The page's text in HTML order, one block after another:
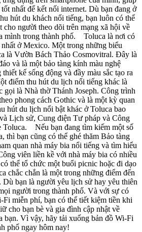
nhất để kết nối internet. Dù bạn đang ở
hút du khách nổi tiếng, bạn luôn có thể
cho người theo dõi trên mạng xã hội về
mình trong thành phố. Toluca là nơi có
ở Mexico. Một trong những biểu
là Vườn Bách Thảo Cosmovitral. Đây là
và là một bảo tàng kính màu nghệ
kế sống động và đầy màu sắc tạo ra
điểm thu hút du lịch nổi tiếng khác là
gọi là Nhà thờ Thánh Joseph. Công trình
phong cách Gothic và là một kỳ quan
hút du lịch nổi bật khác ở Toluca bao
Lịch sử, Cung điện Tư pháp và Công
Toluca. Nếu bạn đang tìm kiếm một số
thì bạn cũng có thể ghé thăm Bảo tàng
quan nhà máy bia nổi tiếng và tìm hiểu
viên liền kề với nhà máy bia có nhiều
thể tổ chức một buổi picnic hoặc đi dạo
chắn là một trong những điểm đến
bạn là người yêu lịch sử hay yêu thiên
người trong thành phố. Và với sự có
Fi miễn phí, bạn có thể tiết kiệm tiền khi
cho bạn bè và gia đình cập nhật về
bạn. Vì vậy, hãy tải xuống bản đồ Wi-Fi
phố ngay hôm nay!